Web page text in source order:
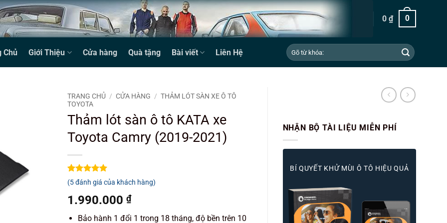
0₫ 0
Chủ Giới Thiệu Cửa hàng Quà tặng Bài viết Liên Hệ
Tìm
kiếm:
TRANG CHỦ / CỬA HÀNG / THẢM LÓT SÀN XE Ô TÔ
TOYOTA
Thảm lót sàn ô tô KATA xe
Toyota Camry (2019-2021)
5trên 5
dựa trên
5
đánh giá
(5đánh giá của khách hàng)
1.990.000 ₫
Bảo hành 1 đổi 1 trong 18 tháng, độ bền trên 10
NHẬN BỘ TÀI LIỆU MIỄN PHÍ
BÍ QUYẾT KHỬ MÙI Ô TÔ HIỆU QUẢ